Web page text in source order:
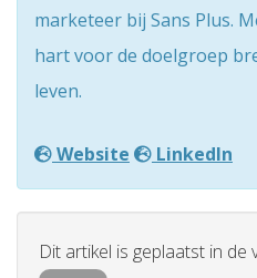
marketeer bij Sans Plus.
hart voor de doelgroep
leven.
Website LinkedIn
Dit artikel is geplaatst in de